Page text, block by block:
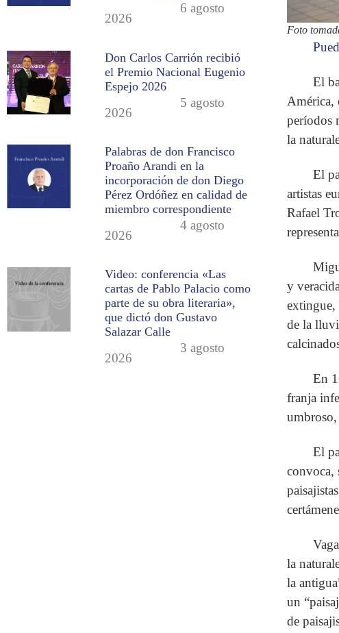
6 agosto
2026
Don Carlos Carrión recibió
el Premio Nacional Eugenio
Espejo 2026
5 agosto
2026
Palabras de don Francisco
Proaño Arandi en la
incorporación de don Diego
Pérez Ordóñez en calidad de
miembro correspondiente
4 agosto
2026
Video: conferencia «Las
cartas de Pablo Palacio como
parte de su obra literaria»,
que dictó don Gustavo
Salazar Calle
3 agosto
2026
Foto
El
América,
períodos
la
El
artistas
Rafael
y
extingue,
de la
En
franja
El
convoca,
la
la
un
de